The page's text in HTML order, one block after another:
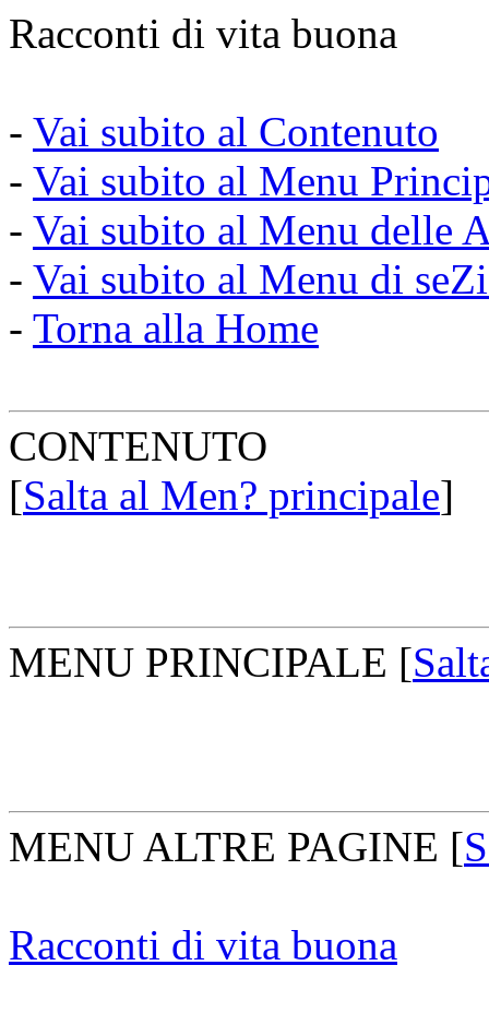
Racconti di vita buona
- Vai subito al Contenuto
- Vai subito al Menu
- Vai subito al Menu delle
- Vai subito al Menu di
- Torna alla Home
CONTENUTO
[Salta al Men? principale]
MENU PRINCIPALE [
MENU ALTRE PAGINE [
Racconti di vita buona